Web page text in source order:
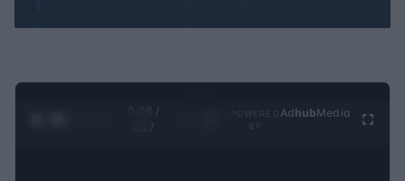
0:29 /
4:27
Ad hubMedia